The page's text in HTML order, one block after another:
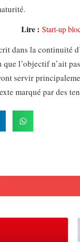
Lire : Start-up
dans la continuité
l’objectif n’ait
servir
marqué par des